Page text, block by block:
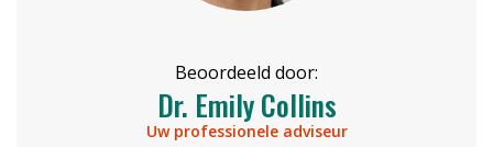
Beoordeeld door:
Dr. Emily Collins
Uw professionele adviseur